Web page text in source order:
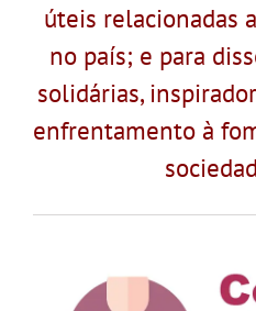
úteis relacionadas
no país; e para
solidárias,
enfrentamento à